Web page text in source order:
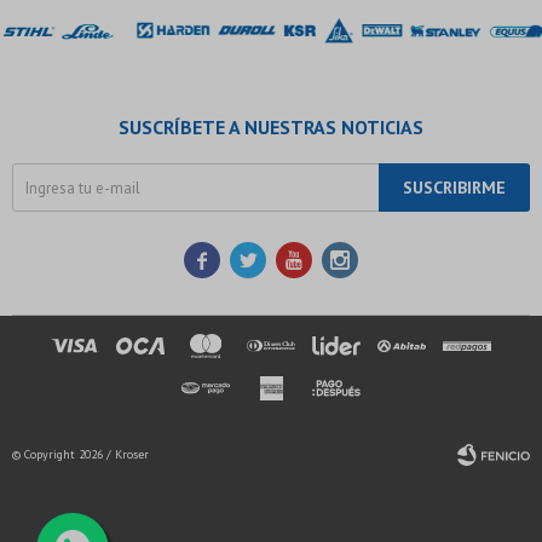
SUSCRÍBETE A NUESTRAS NOTICIAS
SUSCRIBIRME
   
© Copyright 2026 / Kroser